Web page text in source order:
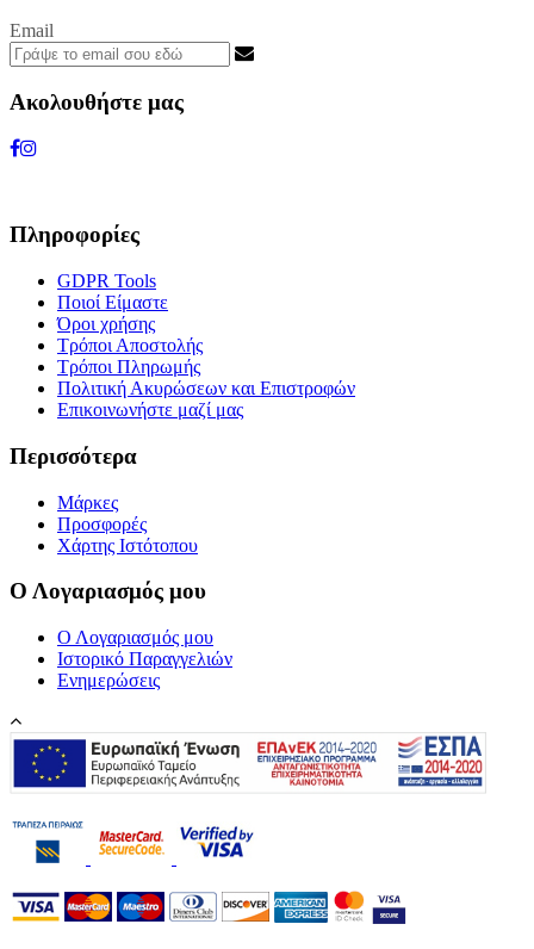
Email
Ακολουθήστε μας
Πληροφορίες
GDPR Tools
Ποιοί Είμαστε
Όροι χρήσης
Τρόποι Αποστολής
Τρόποι Πληρωμής
Πολιτική Ακυρώσεων και Επιστροφών
Επικοινωνήστε μαζί μας
Περισσότερα
Μάρκες
Προσφορές
Χάρτης Ιστότοπου
Ο Λογαριασμός μου
Ο Λογαριασμός μου
Ιστορικό Παραγγελιών
Ενημερώσεις